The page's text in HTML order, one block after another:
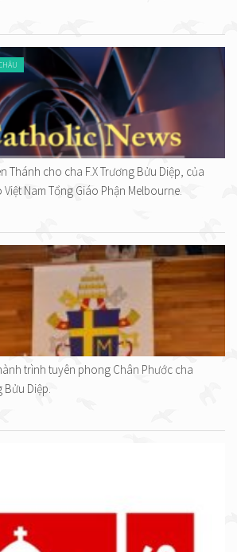
Thánh cho cha F.X Trương Bửu Diệp, của
Nam Tổng Giáo Phận Melbourne.
trình tuyên phong Chân Phước cha
Bửu Diệp.